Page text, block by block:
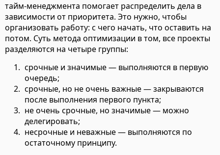
тайм-менеджмента помогает распределить дела в
зависимости от приоритета. Это нужно, чтобы
организовать работу: с чего начать, что оставить на
потом. Суть метода оптимизации в том, все проекты
разделяются на четыре группы:
срочные и значимые — выполняются в первую
очередь;
срочные, но не очень важные — закрываются
после выполнения первого пункта;
не очень срочные, но значимые — можно
делегировать;
несрочные и неважные — выполняются по
остаточному принципу.